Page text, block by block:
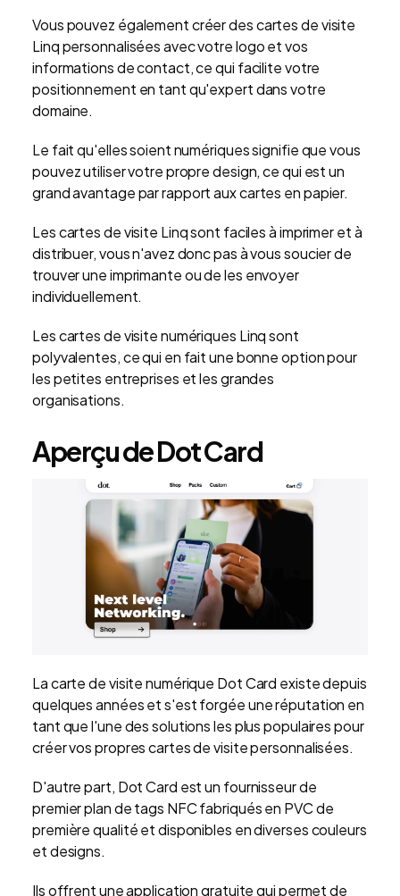
Vous pouvez également créer des cartes de visite
Linq personnalisées avec votre logo et vos
informations de contact, ce qui facilite votre
positionnement en tant qu'expert dans votre
domaine.
Le fait qu'elles soient numériques signifie que vous
pouvez utiliser votre propre design, ce qui est un
grand avantage par rapport aux cartes en papier.
Les cartes de visite Linq sont faciles à imprimer et à
distribuer, vous n'avez donc pas à vous soucier de
trouver une imprimante ou de les envoyer
individuellement.
Les cartes de visite numériques Linq sont
polyvalentes, ce qui en fait une bonne option pour
les petites entreprises et les grandes
organisations.
Aperçu de Dot Card
La carte de visite numérique Dot Card existe depuis
quelques années et s'est forgée une réputation en
tant que l'une des solutions les plus populaires pour
créer vos propres cartes de visite personnalisées.
D'autre part, Dot Card est un fournisseur de
premier plan de tags NFC fabriqués en PVC de
première qualité et disponibles en diverses couleurs
et designs.
Ils offrent une application gratuite qui permet de